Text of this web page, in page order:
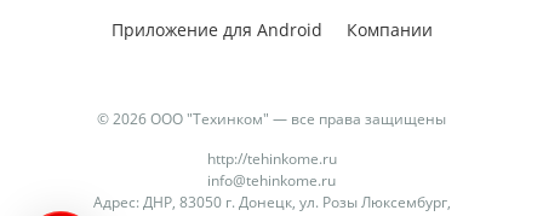
© 2026 ООО "Техинком" — все права защищены
http://tehinkome.ru
info@tehinkome.ru
Адрес: ДНР, 83050 г. Донецк, ул. Розы Люксембург,
Приложение для Android Компании